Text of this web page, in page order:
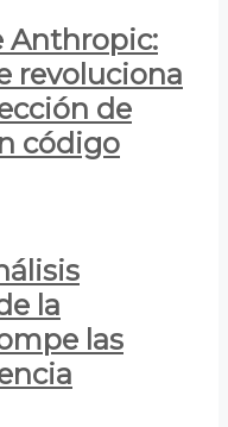
Anthropic:
revoluciona
de
código
la
las